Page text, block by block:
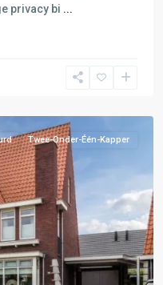
privacy bi ...
Twee-Onder-Één-Kapper